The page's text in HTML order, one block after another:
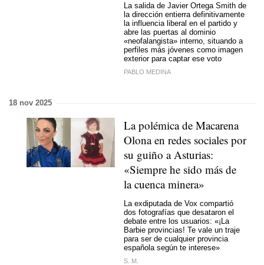
La salida de Javier Ortega Smith de
la dirección entierra definitivamente
la influencia liberal en el partido y
abre las puertas al dominio
«neofalangista» interno, situando a
perfiles más jóvenes como imagen
exterior para captar ese voto
PABLO MEDINA
18 nov 2025
La polémica de Macarena
Olona en redes sociales por
su guiño a Asturias:
«Siempre he sido más de
la cuenca minera»
La exdiputada de Vox compartió
dos fotografías que desataron el
debate entre los usuarios: «¡La
Barbie provincias! Te vale un traje
para ser de cualquier provincia
española según te interese»
S. M.